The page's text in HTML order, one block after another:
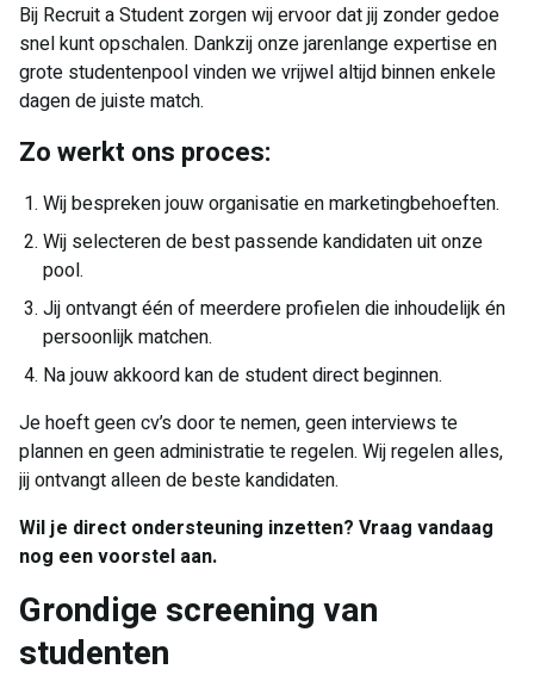
Bij Recruit a Student zorgen wij ervoor dat jij zonder gedoe
snel kunt opschalen. Dankzij onze jarenlange expertise en
grote studentenpool vinden we vrijwel altijd binnen enkele
dagen de juiste match.
Zo werkt ons proces:
Wij bespreken jouw organisatie en marketingbehoeften.
Wij selecteren de best passende kandidaten uit onze
pool.
Jij ontvangt één of meerdere profielen die inhoudelijk én
persoonlijk matchen.
Na jouw akkoord kan de student direct beginnen.
Je hoeft geen cv’s door te nemen, geen interviews te
plannen en geen administratie te regelen. Wij regelen alles,
jij ontvangt alleen de beste kandidaten.
Wil je direct ondersteuning inzetten? Vraag vandaag
nog een voorstel aan.
Grondige screening van
studenten